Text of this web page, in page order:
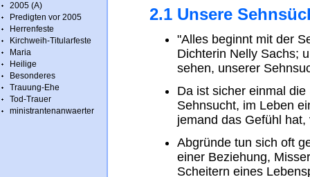
2005 (A)
Predigten vor 2005
Herrenfeste
Kirchweih-Titularfeste
Maria
Heilige
Besonderes
Trauung-Ehe
Tod-Trauer
ministrantenanwaerter
2.1 Unsere
"Alles beginnt mit der
Dichterin Nelly Sachs;
sehen, unserer
Da ist sicher einmal
Sehnsucht, im Leben
jemand das Gefühl
Abgründe tun sich oft
einer Beziehung,
Scheitern eines